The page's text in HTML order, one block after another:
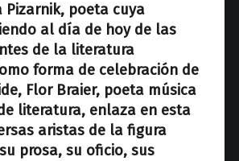
Pizarnik, poeta cuya
al día de hoy de las
de la literatura
forma de celebración de
Flor Braier, poeta música
literatura, enlazaen esta
aristas delafigura
su prosa, su oficio, sus